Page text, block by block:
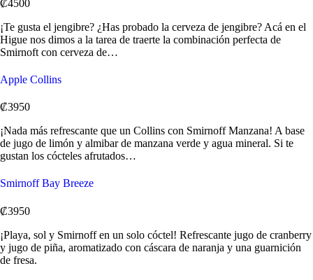
₡4500
¡Te gusta el jengibre? ¿Has probado la cerveza de jengibre? Acá en el
Higue nos dimos a la tarea de traerte la combinación perfecta de
Smirnoft con cerveza de…
Apple Collins
₡3950
¡Nada más refrescante que un Collins con Smirnoff Manzana! A base
de jugo de limón y almibar de manzana verde y agua mineral. Si te
gustan los cócteles afrutados…
Smirnoff Bay Breeze
₡3950
¡Playa, sol y Smirnoff en un solo cóctel! Refrescante jugo de cranberry
y jugo de piña, aromatizado con cáscara de naranja y una guarnición
de fresa.